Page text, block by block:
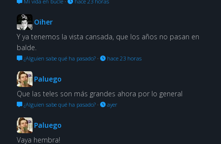
Oiher
Y ya tenemos la vista cansada, que los años no pasan en
balde.
¿Alguien sabe qué ha pasado?· hace 23 horas
Paluego
Que las teles son más grandes ahora por lo general
¿Alguien sabe qué ha pasado?· ayer
Paluego
Vaya hembra!